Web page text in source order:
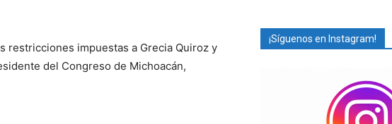
restricciones impuestas a Grecia Quiroz y
del Congreso de Michoacán,
¡Síguenos en Instagram!